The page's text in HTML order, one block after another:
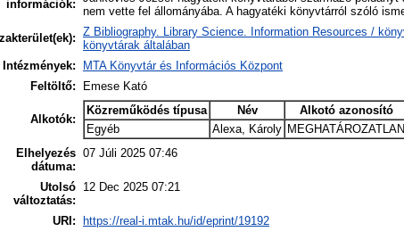
információk:
nem vette fel állományába. A hagyatéki könyvtárról szóló
Z Bibliography. Library Science. Information Resources /
könyvtárak általában
Intézmények:
MTA Könyvtár és Információs Központ
Feltöltő:
Emese Kató
Alkotók:
Közreműködés típusa Név
Alkotó azonosító
Egyéb
Alexa, Károly MEGHATÁROZATLAN
Elhelyezés
dátuma:
07 Júli 2025 07:46
Utolsó
változtatás:
12 Dec 2025 07:21
URI: https://real-i.mtak.hu/id/eprint/19192